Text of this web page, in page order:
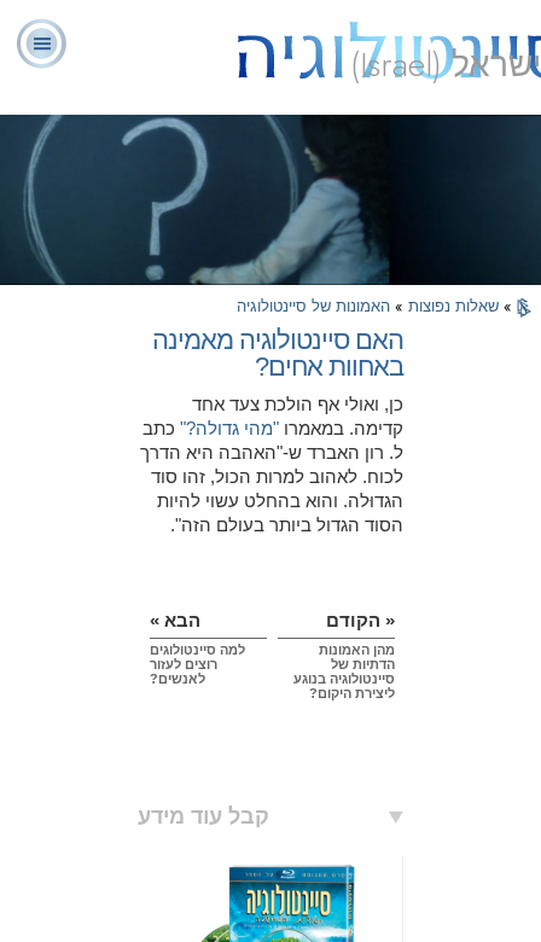
ישראל (Israel)
מהי
סיינטולוגיה?
יועצים
רוחניים
מתנדבים
» שאלות נפוצות » האמונות של סיינטולוגיה
האם סיינטולוגיה מאמינה
באחוות אחים?
כן, ואולי אף הולכת צעד אחד
קדימה. במאמרו "מהי גדולה?" כתב
ל. רון האברד ש-"האהבה היא הדרך
לכוח. לאהוב למרות הכול, זהו סוד
הגדוּלה. והוא בהחלט עשוי להיות
הסוד הגדול ביותר בעולם הזה".
« הקודם
מהן האמונות
הדתיות של
סיינטולוגיה בנוגע
ליצירת היקום?
הבא »
למה סיינטולוגים
רוצים לעזור
לאנשים?
קבל עוד מידע